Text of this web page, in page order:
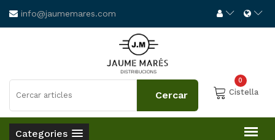
info@jaumemares.com
0
Cistella
Categories